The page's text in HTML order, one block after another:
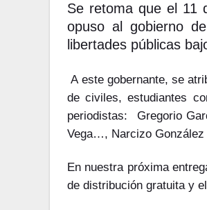
Se retoma que el 11
opuso al gobierno
libertades públicas
A este gobernante, se
de civiles, estudiantes
periodistas: Gregorio
Vega…, Narcizo González
En nuestra próxima
de distribución gratuita y